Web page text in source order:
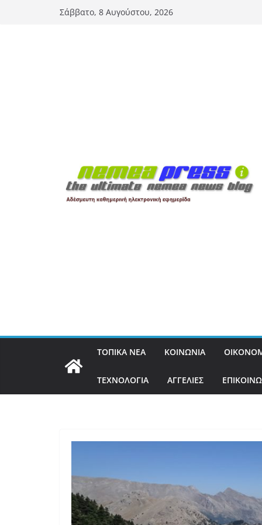
Σάββατο, 8 Αυγούστου, 2026
ΤΟΠΙΚΑ ΝΕΑ ΚΟΙΝΩΝΙΑ
ΤΕΧΝΟΛΟΓΙΑ ΑΓΓΕΛΙΕΣ